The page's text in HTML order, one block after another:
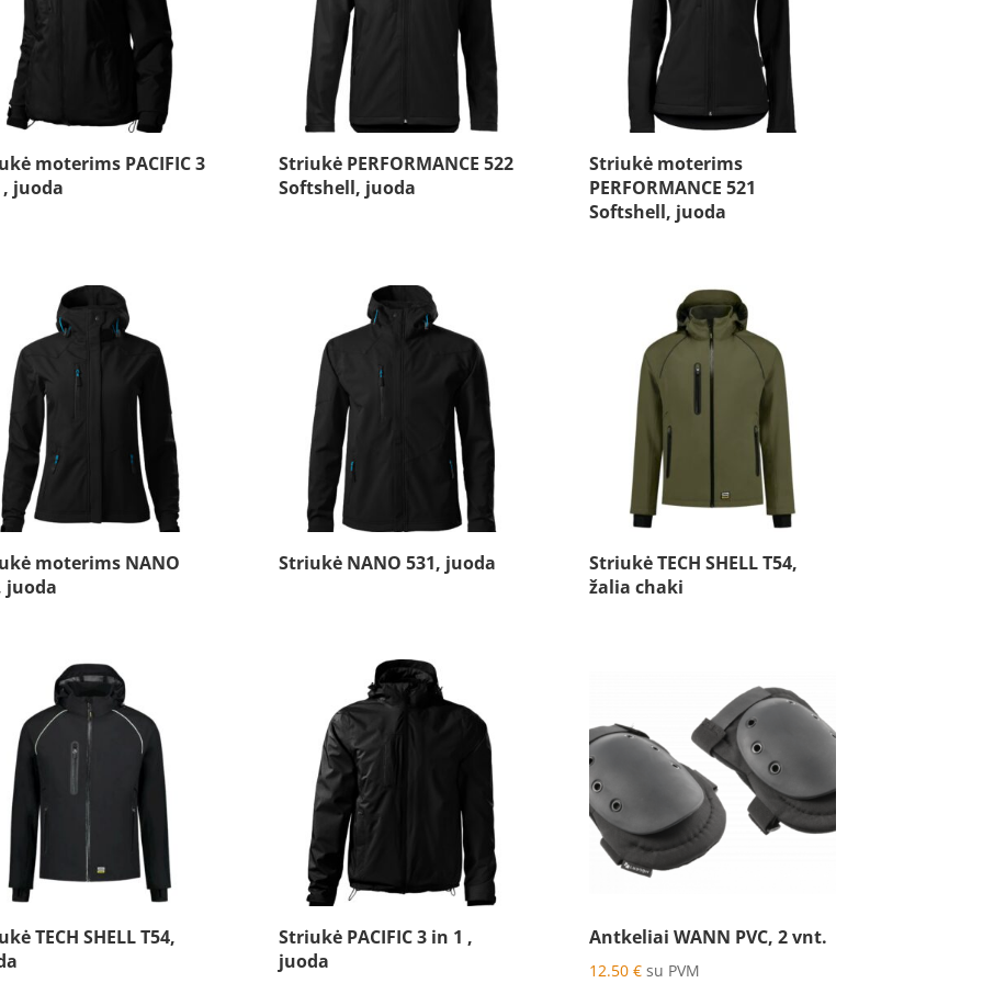
moterims PACIFIC 3
juoda
Striukė PERFORMANCE 522
Softshell, juoda
Striukė moterims
PERFORMANCE 521
Softshell, juoda
moterims NANO
juoda
Striukė NANO 531, juoda
Striukė TECH SHELL T54,
žalia chaki
TECH SHELL T54,
Striukė PACIFIC 3 in 1 ,
juoda
Antkeliai WANN PVC, 2 vnt.
12.50€ su PVM